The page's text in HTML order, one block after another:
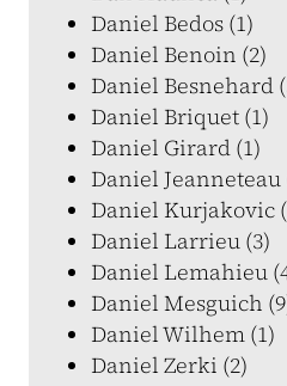
Daniel Bedos (1)
Daniel Benoin (2)
Daniel Besnehard
Daniel Briquet (1)
Daniel Girard (1)
Daniel Jeanneteau
Daniel Kurjakovic
Daniel Larrieu (3)
Daniel Lemahieu
Daniel Mesguich
Daniel Wilhem (1)
Daniel Zerki (2)